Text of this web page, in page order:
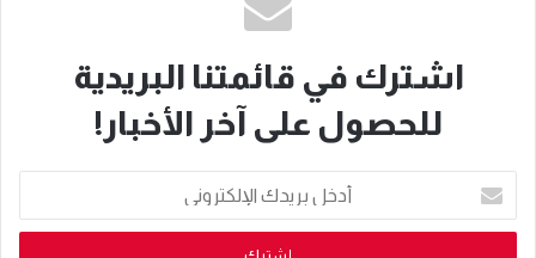
اشترك في قائمتنا البريدية
للحصول على آخر الأخبار!
بريدك
الإلكتروني